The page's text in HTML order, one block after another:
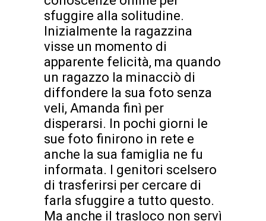
sfuggire alla solitudine.
Inizialmente la ragazzina
visse un momento di
apparente felicità, ma quando
un ragazzo la minacciò di
diffondere la sua foto senza
veli, Amanda finì per
disperarsi. In pochi giorni le
sue foto finirono in rete e
anche la sua famiglia ne fu
informata. I genitori scelsero
di trasferirsi per cercare di
farla sfuggire a tutto questo.
Ma anche il trasloco non servì